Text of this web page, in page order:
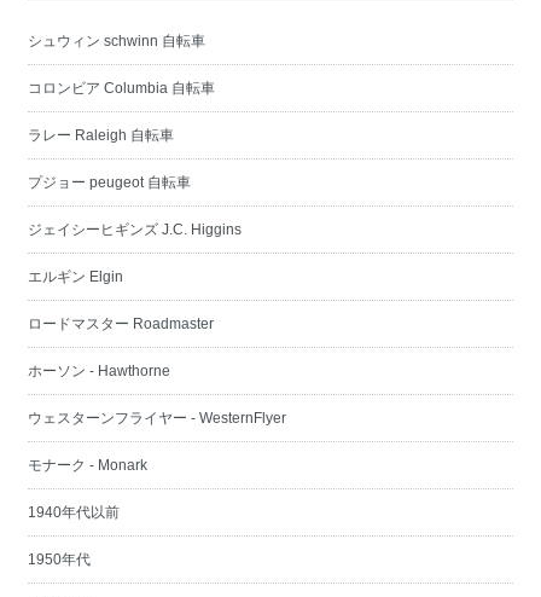
シュウィン schwinn 自転車
コロンビア Columbia 自転車
ラレー Raleigh 自転車
プジョー peugeot 自転車
ジェイシーヒギンズ J.C. Higgins
エルギン Elgin
ロードマスター Roadmaster
ホーソン - Hawthorne
ウェスターンフライヤー - WesternFlyer
モナーク - Monark
1940年代以前
1950年代